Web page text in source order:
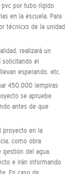
por tubo rígido
en la escuela. Para
técnicxs de la unidad
realizará un
el
esperando, etc.
450.000 lempiras
se apruebe.
antes de que
proyecto en la
como obra
del agua.
e irán informando